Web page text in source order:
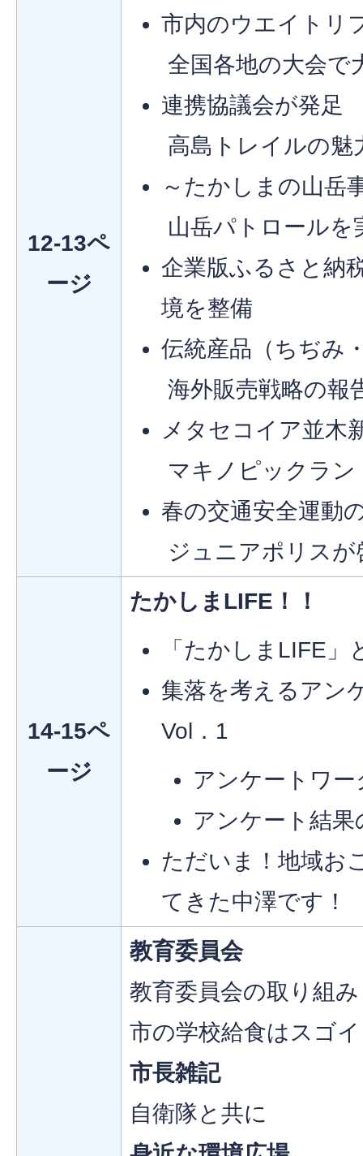
12-13ペ
ージ
市内のウエイトリ
全国各地の大会で
連携協議会が発足
高島トレイルの魅
～たかしまの山岳
山岳パトロールを
企業版ふるさと納
境を整備
伝統産品（ちぢみ
海外販売戦略の報
メタセコイア並木
マキノピックラン
春の交通安全運動
ジュニアポリスが
14-15ペ
ージ
たかしまLIFE！！
「たかしまLIFE
集落を考えるアン
Vol．1
アンケートワ
アンケート結
ただいま！地域お
てきた中澤です！
教育委員会
教育委員会の取り組み
市の学校給食はスゴ
市長雑記
自衛隊と共に